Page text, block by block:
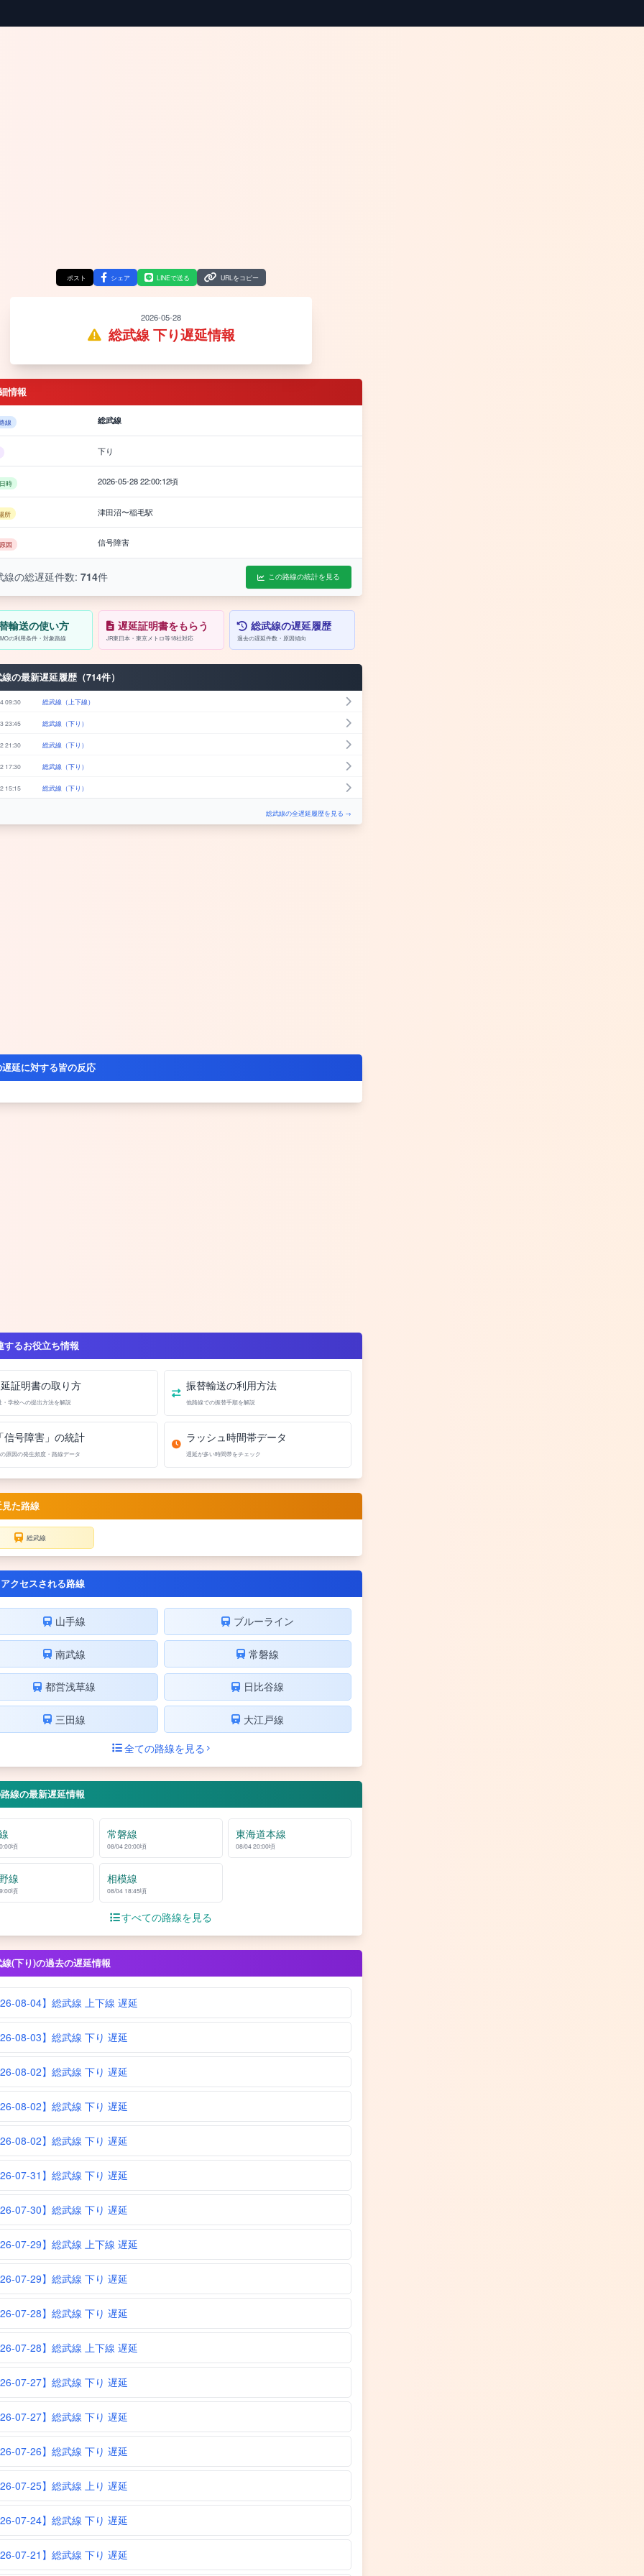
ポスト シェア LINEで送る URLをコピー
2026-05-28
総武線 下り遅延情報
情報
線 総武線
下り
時 2026-05-28 22:00:12頃
所 津田沼〜稲毛駅
因 信号障害
線の総遅延件数: 714件 この路線の統計を見る
輸送の使い方
の利用条件・対象路線
遅延証明書をもらう
JR東日本・東京メトロ等18社対応
総武線の遅延履歴
過去の遅延件数・原因傾向
の最新遅延履歴（714件）
09:30 総武線（上下線）
23:45 総武線（下り）
21:30 総武線（下り）
17:30 総武線（下り）
15:15 総武線（下り）
総武線の全遅延履歴を見る →
延に対する皆の反応
するお役立ち情報
証明書の取り方
・学校への提出方法を解説
振替輸送の利用方法
他路線での振替手順を解説
信号障害」の統計
原因の発生頻度・路線データ
ラッシュ時間帯データ
遅延が多い時間帯をチェック
た路線
総武線
クセスされる路線
山手線 ブルーライン
南武線 常磐線
都営浅草線 日比谷線
三田線
大江戸線
全ての路線を見る
線の最新遅延情報
頃
常磐線
08/04 20:00頃
東海道本線
08/04 20:00頃
線
頃
相模線
08/04 18:45頃
すべての路線を見る
(下り)の過去の遅延情報
08-04】総武線 上下線 遅延
08-03】総武線 下り 遅延
08-02】総武線 下り 遅延
08-02】総武線 下り 遅延
08-02】総武線 下り 遅延
07-31】総武線 下り 遅延
07-30】総武線 下り 遅延
07-29】総武線 上下線 遅延
07-29】総武線 下り 遅延
07-28】総武線 下り 遅延
07-28】総武線 上下線 遅延
07-27】総武線 下り 遅延
07-27】総武線 下り 遅延
07-26】総武線 下り 遅延
07-25】総武線 上り 遅延
07-24】総武線 下り 遅延
07-21】総武線 下り 遅延